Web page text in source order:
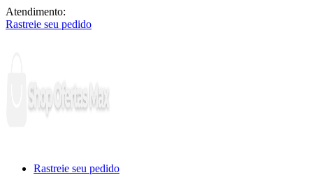
Atendimento:
Rastreie seu pedido
Rastreie seu pedido